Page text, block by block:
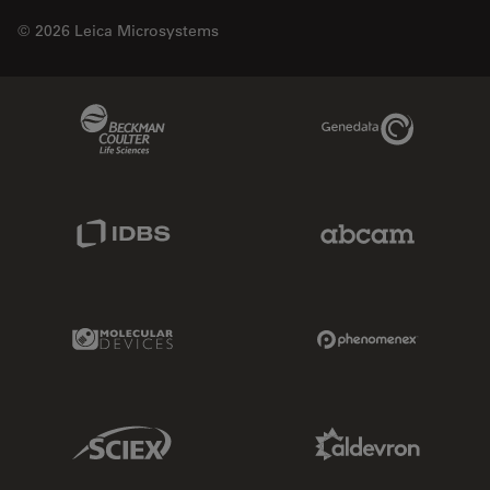
© 2026 Leica Microsystems
Genedata Link
Molecular Devices Link
Sciex Link